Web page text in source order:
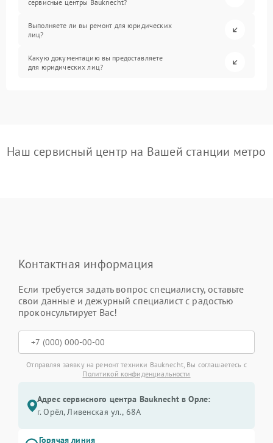
сервисные центры Bauknecht?
Выполняете ли вы ремонт для юридических
лиц?
Какую документацию вы предоставляете
для юридических лиц?
Наш сервисный центр на Вашей станции метро
Контактная информация
Если требуется задать вопрос специалисту, оставьте
свои данные и дежурный специалист с радостью
проконсультирует Вас!
Отправляя заявку на ремонт техники Bauknecht, Вы соглашаетесь с
Политикой конфиденциальности
Адрес сервисного центра Bauknecht в Орле:
г. Орёл, Ливенская ул., 68А
Горячая линия